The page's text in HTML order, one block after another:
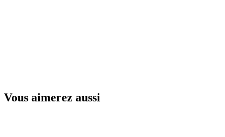
Vous aimerez aussi